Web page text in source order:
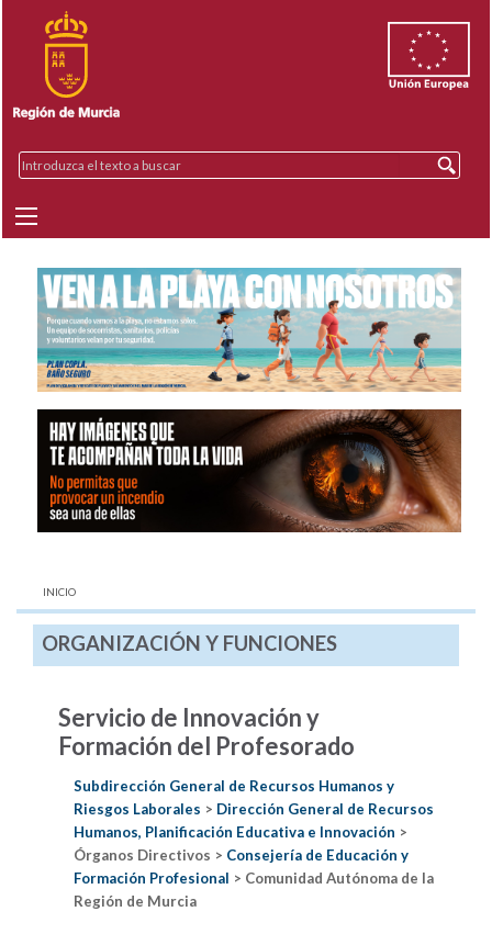
AQUÍ:
INICIO
ORGANIZACIÓN Y FUNCIONES
Servicio de Innovación y
Formación del Profesorado
Subdirección General de Recursos Humanos y
Riesgos Laborales > Dirección General de Recursos
Humanos, Planificación Educativa e Innovación >
Órganos Directivos > Consejería de Educación y
Formación Profesional > Comunidad Autónoma de la
Región de Murcia